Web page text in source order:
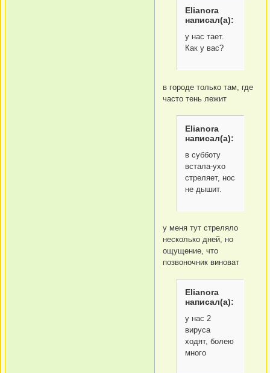
Elianora
написал(а):
у нас тает.
Как у вас?
в городе только там, где
часто тень лежит
Elianora
написал(а):
в субботу
встала-ухо
стреляет, нос
не дышит.
у меня тут стреляло
несколько дней, но
ощущение, что
позвоночник виноват
Elianora
написал(а):
у нас 2
вируса
ходят, болею
много